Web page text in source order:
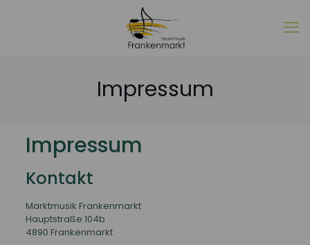
Impressum
Impressum
Kontakt
Marktmusik Frankenmarkt
Hauptstraße 104b
4890 Frankenmarkt